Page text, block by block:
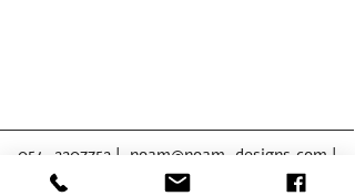
054-2207752| noam@noam-designs.com |
הוד השרון